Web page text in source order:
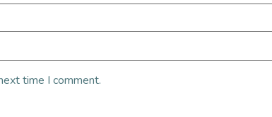
time I comment.